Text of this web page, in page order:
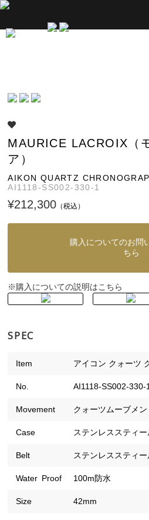
MAURICE LACROIX（
ア）
AIKON QUARTZ
AI1118-SS002-330-1
¥212,300 （税込）
購入についてのお問
ちら
※購入についての説明はこちら
SPEC
Item アイコン クォーツ
No. AI1118-SS002-330-1
Movement クォーツムーブメン
Case ステンレススティー
Belt ステンレススティー
Water Proof 100m防水
Size 42mm